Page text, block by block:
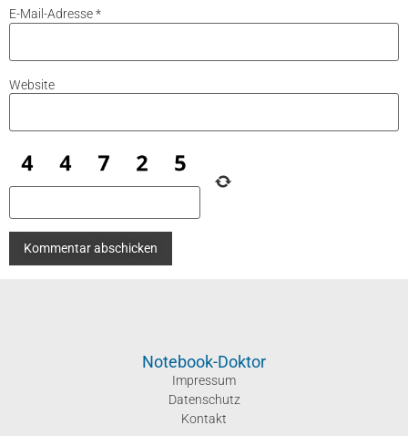
E-Mail-Adresse*
Website
Notebook-Doktor
Impressum
Datenschutz
Kontakt